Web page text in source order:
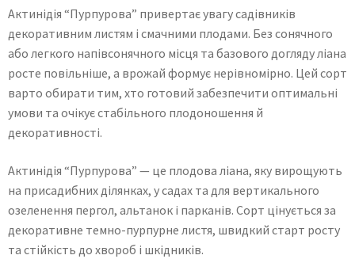
Актинідія “Пурпурова” привертає увагу садівників
декоративним листям і смачними плодами. Без сонячного
або легкого напівсонячного місця та базового догляду ліана
росте повільніше, а врожай формує нерівномірно. Цей сорт
варто обирати тим, хто готовий забезпечити оптимальні
умови та очікує стабільного плодоношення й
декоративності.
Актинідія “Пурпурова” — це плодова ліана, яку вирощують
на присадибних ділянках, у садах та для вертикального
озеленення пергол, альтанок і парканів. Сорт цінується за
декоративне темно-пурпурне листя, швидкий старт росту
та стійкість до хвороб і шкідників.